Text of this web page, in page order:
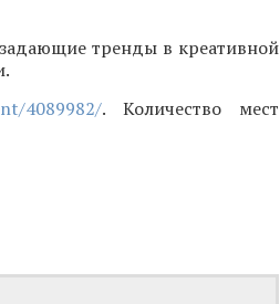
тренды в креативной
4089982/. Количество мест